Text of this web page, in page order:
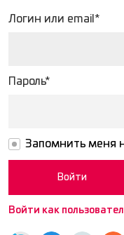
Логин или email*
Пароль*
Запомнить меня
Войти как